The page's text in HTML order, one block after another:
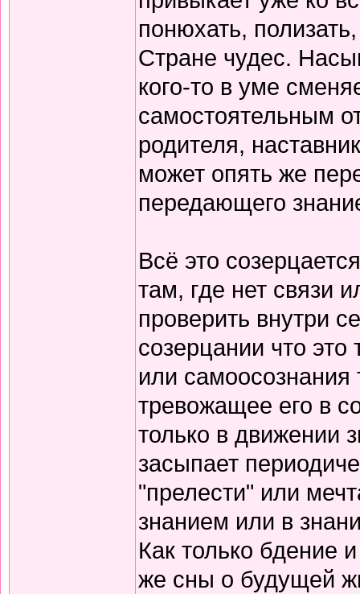
понюхать,
Стране чудес.
кого-то в уме
самостоятельным
родителя,
может опять же
передающего
Всё это
там, где нет связи
проверить внутри
созерцании что
или самоосознания
тревожащее его в
только в движении
засыпает
"прелести" или
знанием или в
Как только бдение
же сны о будущей